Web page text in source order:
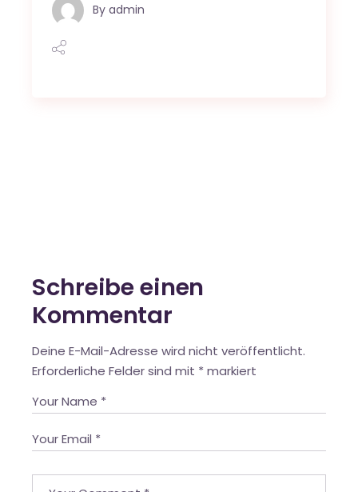
By admin
Schreibe einen
Kommentar
Deine E-Mail-Adresse wird nicht veröffentlicht.
Erforderliche Felder sind mit * markiert